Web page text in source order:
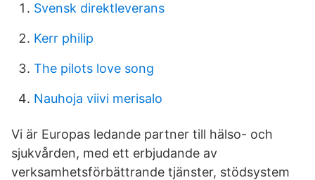
Svensk direktleverans
Kerr philip
The pilots love song
Nauhoja viivi merisalo
Vi är Europas ledande partner till hälso- och
sjukvården​, med ett erbjudande av
verksamhetsförbättrande tjänster, stödsystem